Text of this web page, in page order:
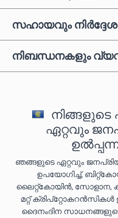
സഹായവും
നിബന്ധനകളും
നിങ്ങളുടെ
ഏറ്റവും
ഞങ്ങളുടെ ഏറ്റവും
ഉപയോഗിച്ച്,
ലൈറ്റ്കോയിൻ, സോളാന,
മറ്റ് ക്രിപ്‌റ്റോകറൻസികൾ
ദൈനംദിന